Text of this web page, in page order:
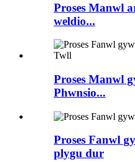
Proses Manwl
weldio...
Proses Manwl
Phwnsio...
Proses Fanwl
plygu dur